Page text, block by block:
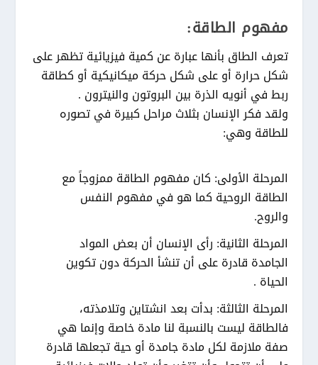
مفهوم الطاقة:
تعرف الطاق بأنها عبارة عن كمية فيزيائية تظهر على
شكل حرارة أو على شكل حركة ميكانيكية أو كطاقة
ربط في أنويه الذرة بين البروتون والنيترون .
ولقد فكر الإنسان بثلاث مراحل كبيرة في تصوره
للطاقة وهي:
المرحلة الأولى: كان مفهوم الطاقة ممزوجاً مع
الطاقة الروحية كما هو في مفهوم النفس
والروح.
المرحلة الثانية: رأى الإنسان أن بعض المواد
الجامدة قادرة على أن تنشأ الحركة دون تكوين
الحياة .
المرحلة الثالثة: بدأت بعد انشتاين وتلامذته،
فالطاقة ليست بالنسبة لنا مادة خاصة وإنما هي
صفة ملازمة لكل مادة جامدة أو حية تجعلها قادرة